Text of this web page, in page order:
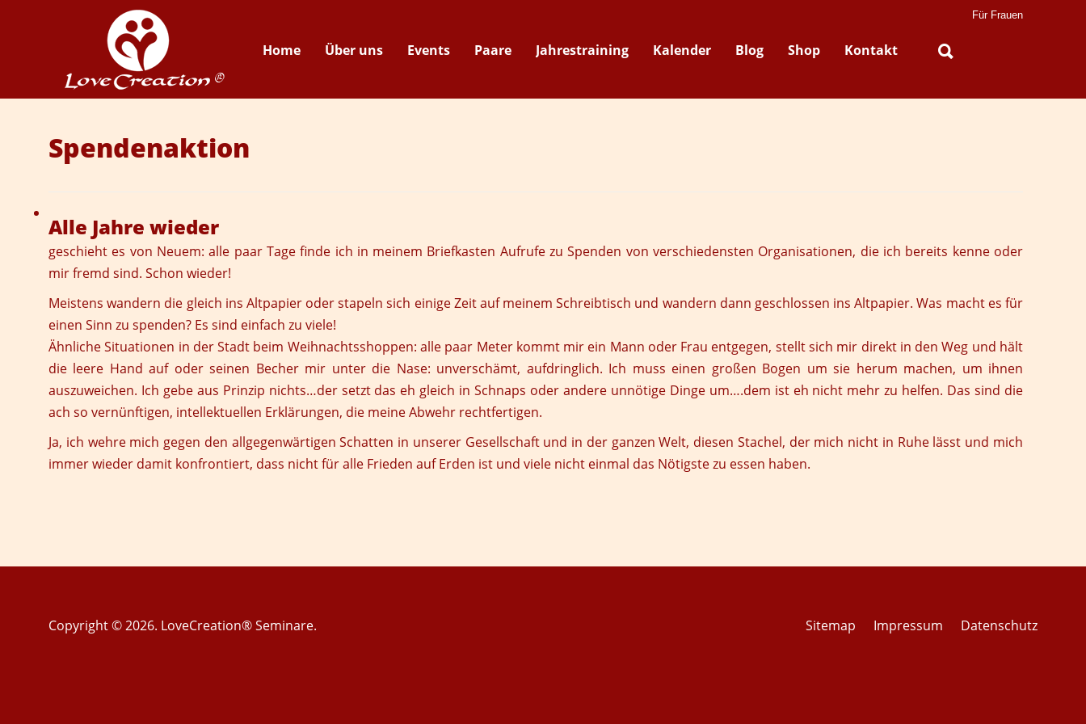
Für Frauen
Home Über uns Events Paare Jahrestraining Kalender Blog Shop Kontakt
Suche
Spendenaktion
Alle Jahre wieder
geschieht es von Neuem: alle paar Tage finde ich in meinem Briefkasten Aufrufe zu Spenden von verschiedensten Organisationen, die ich bereits kenne oder
mir fremd sind. Schon wieder!
Meistens wandern die gleich ins Altpapier oder stapeln sich einige Zeit auf meinem Schreibtisch und wandern dann geschlossen ins Altpapier. Was macht es für
einen Sinn zu spenden? Es sind einfach zu viele!
Ähnliche Situationen in der Stadt beim Weihnachtsshoppen: alle paar Meter kommt mir ein Mann oder Frau entgegen, stellt sich mir direkt in den Weg und hält
die leere Hand auf oder seinen Becher mir unter die Nase: unverschämt, aufdringlich. Ich muss einen großen Bogen um sie herum machen, um ihnen
auszuweichen. Ich gebe aus Prinzip nichts…der setzt das eh gleich in Schnaps oder andere unnötige Dinge um….dem ist eh nicht mehr zu helfen. Das sind die
ach so vernünftigen, intellektuellen Erklärungen, die meine Abwehr rechtfertigen.
Ja, ich wehre mich gegen den allgegenwärtigen Schatten in unserer Gesellschaft und in der ganzen Welt, diesen Stachel, der mich nicht in Ruhe lässt und mich
immer wieder damit konfrontiert, dass nicht für alle Frieden auf Erden ist und viele nicht einmal das Nötigste zu essen haben.
Copyright © 2026. LoveCreation® Seminare. Sitemap Impressum Datenschutz